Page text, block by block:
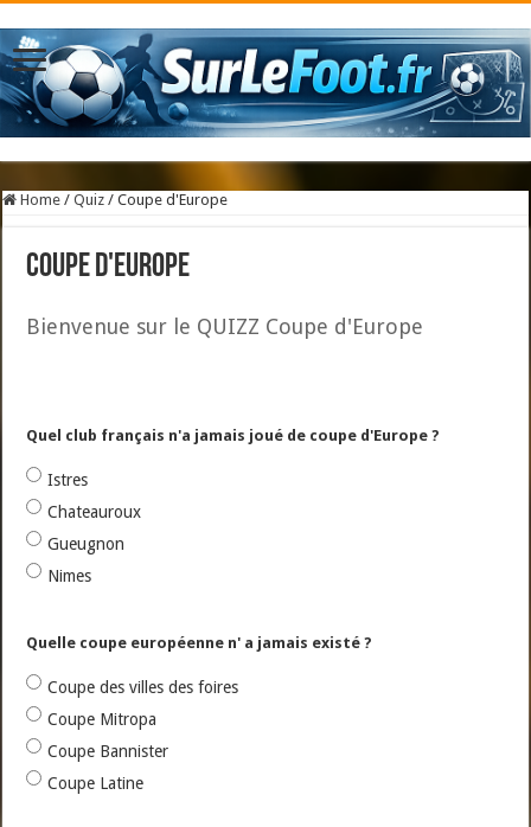
Home / Quiz / Coupe d'Europe
Coupe d'Europe
Bienvenue sur le QUIZZ Coupe d'Europe
Quel club français n'a jamais joué de coupe d'Europe ?
Istres
Chateauroux
Gueugnon
Nimes
Quelle coupe européenne n' a jamais existé ?
Coupe des villes des foires
Coupe Mitropa
Coupe Bannister
Coupe Latine